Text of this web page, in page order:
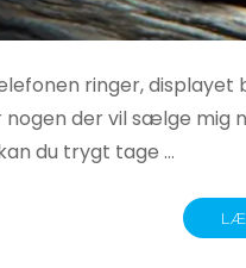
ringer, displayet
der vil sælge mig
du trygt tage …